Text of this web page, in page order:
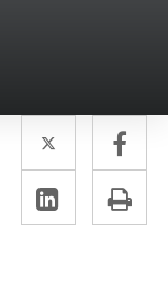
Twitter
Enlace
a
una
a
Linkedin
Enlace
a